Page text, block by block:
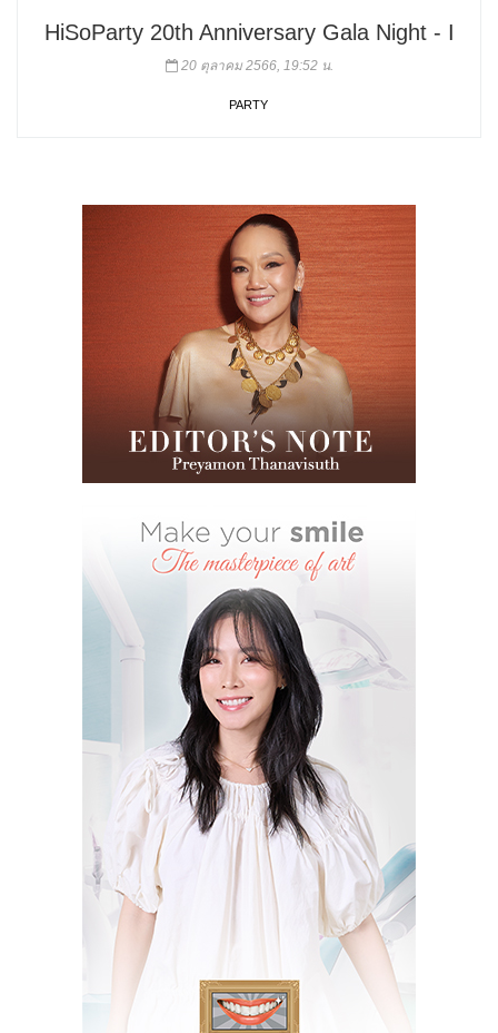
HiSoParty 20th Anniversary Gala Night - I
20 ตุลาคม 2566, 19:52 น.
PARTY